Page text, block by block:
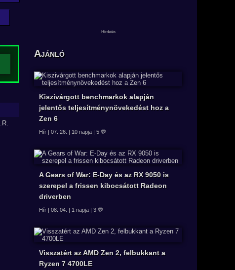
Ajánló
Kiszivárgott benchmarkok alapján
jelentős teljesítménynövekedést hoz a
Zen 6
Hír | 07. 26. | 10 napja | 5 💬
A Gears of War: E-Day és az RX 9050 is
szerepel a frissen kibocsátott Radeon
driverben
Hír | 08. 04. | 1 napja | 3 💬
Visszatért az AMD Zen 2, felbukkant a
Ryzen 7 4700LE